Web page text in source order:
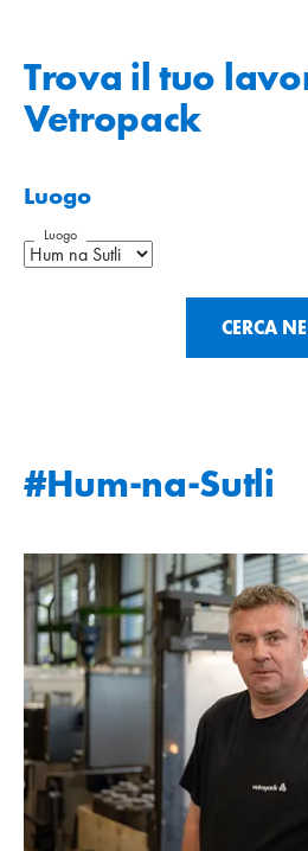
Trova il tuo
Vetropack
Luogo
Luogo
CERCA
#Hum-na-Sutli